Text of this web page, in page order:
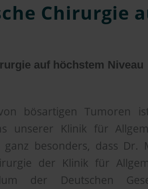
Chirurgie
auf höchstem Niveau
bösartigen Tumoren
unserer Klinik für
besonders, dass Dr.
der Klinik für
der Deutschen